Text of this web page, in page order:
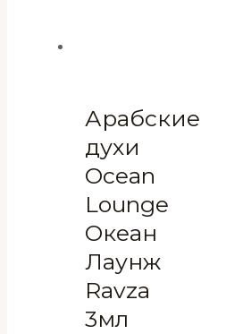
Арабские
духи
Ocean
Lounge
Океан
Лаунж
Ravza
3мл